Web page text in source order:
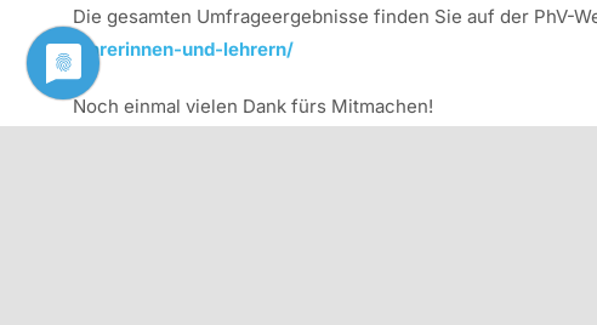
Die gesamten Umfrageergebnisse finden Sie auf der PhV-
lehrerinnen-und-lehrern/
Noch einmal vielen Dank fürs Mitmachen!